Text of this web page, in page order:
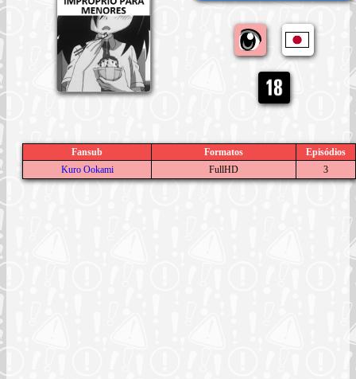
Fansub Formatos
Episódios
Kuro Ookami
FullHD 3